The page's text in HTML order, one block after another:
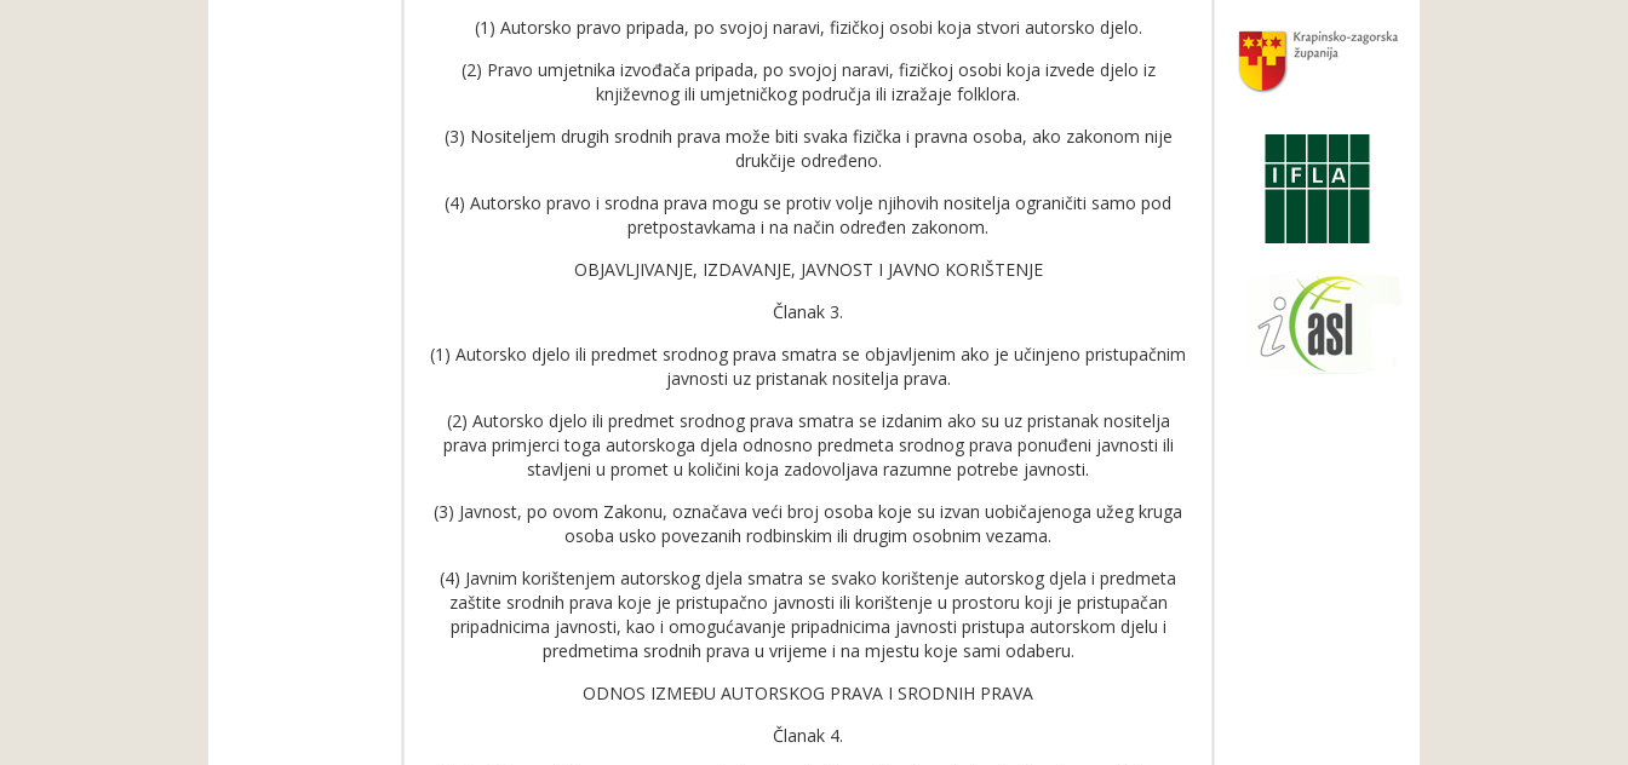
(1) Autorsko pravo pripada, po svojoj naravi, fizičkoj osobi koja stvori autorsko djelo.
(2) Pravo umjetnika izvođača pripada, po svojoj naravi, fizič­koj osobi koja izvede djelo iz
književnog ili umjetničkog područja ili izražaje folklora.
(3) Nositeljem drugih srodnih prava može biti svaka fizička i pravna osoba, ako zakonom nije
drukčije određeno.
(4) Autorsko pravo i srodna prava mogu se protiv volje njiho­vih nositelja ograničiti samo pod
pretpostavkama i na način odre­đen zakonom.
OBJAVLJIVANJE, IZDAVANJE, JAVNOST I JAVNO KORIŠTENJE
Članak 3.
(1) Autorsko djelo ili predmet srodnog prava smatra se objav­ljenim ako je učinjeno pristupačnim
javnosti uz pristanak nositelja prava.
(2) Autorsko djelo ili predmet srodnog prava smatra se izdanim ako su uz pristanak nositelja
prava primjerci toga autorskoga djela odnosno predmeta srodnog prava ponuđeni javnosti ili
stav­ljeni u promet u količini koja zadovoljava razumne potrebe javnosti.
(3) Javnost, po ovom Zakonu, označava veći broj osoba koje su izvan uobičajenoga užeg kruga
osoba usko povezanih rodbinskim ili drugim osobnim vezama.
(4) Javnim korištenjem autorskog djela smatra se svako korištenje autorskog djela i predmeta
zaštite srodnih prava koje je pristupačno javnosti ili korištenje u prostoru koji je pristupačan
pripadnicima javnosti, kao i omogućavanje pripadnicima javnosti pristupa autorskom djelu i
predmetima srodnih prava u vrijeme i na mjestu koje sami odaberu.
ODNOS IZMEĐU AUTORSKOG PRAVA I SRODNIH PRAVA
Članak 4.